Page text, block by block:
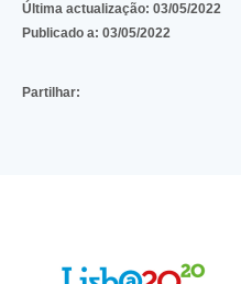
Última actualização: 03/05/2022
Publicado a: 03/05/2022
Partilhar: